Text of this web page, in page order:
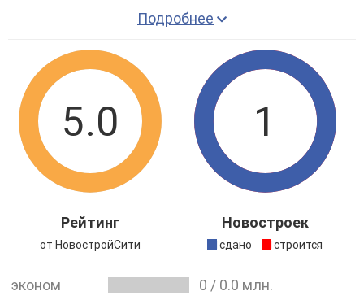
поддержке РоссельхозБанка. Застройщик занимается
работают молодые специалисты, которые имеют
определенный опыт работы по реализации
коммерческого и жилого фонда, они образованны, а
деятельность лицензирована.
Монолитное строительство 15-этажного дома, в
составе которого 9 секций. Парковка для жителей
будет подземной, а территория огорожена, есть
собственный природный парк и спортплощадки.
Строительство ведется в Хорошевском районе, в
рассматривать транспортную доступность, то
Подробнее
5.0
Рейтинг
от НовостройСити
1
Новостроек
сдано строится
эконом 0 / 0.0 млн.